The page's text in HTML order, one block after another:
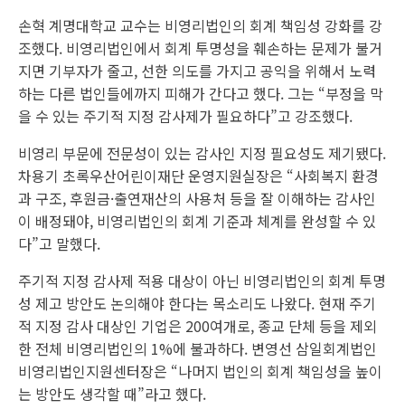
손혁 계명대학교 교수는 비영리법인의 회계 책임성 강화를 강
조했다. 비영리법인에서 회계 투명성을 훼손하는 문제가 불거
지면 기부자가 줄고, 선한 의도를 가지고 공익을 위해서 노력
하는 다른 법인들에까지 피해가 간다고 했다. 그는 “부정을 막
을 수 있는 주기적 지정 감사제가 필요하다”고 강조했다.
비영리 부문에 전문성이 있는 감사인 지정 필요성도 제기됐다.
차용기 초록우산어린이재단 운영지원실장은 “사회복지 환경
과 구조, 후원금·출연재산의 사용처 등을 잘 이해하는 감사인
이 배정돼야, 비영리법인의 회계 기준과 체계를 완성할 수 있
다”고 말했다.
주기적 지정 감사제 적용 대상이 아닌 비영리법인의 회계 투명
성 제고 방안도 논의해야 한다는 목소리도 나왔다. 현재 주기
적 지정 감사 대상인 기업은 200여개로, 종교 단체 등을 제외
한 전체 비영리법인의 1%에 불과하다. 변영선 삼일회계법인
비영리법인지원센터장은 “나머지 법인의 회계 책임성을 높이
는 방안도 생각할 때”라고 했다.